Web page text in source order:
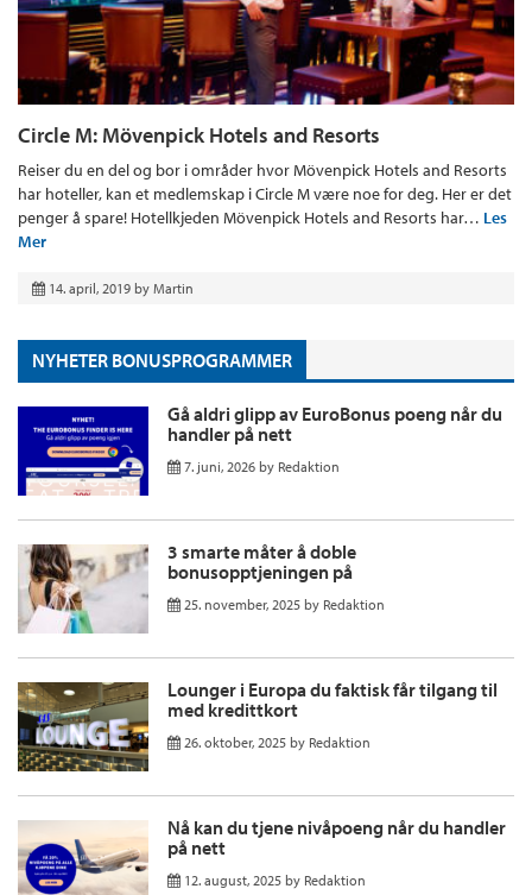
Circle M: Mövenpick Hotels and Resorts
Reiser du en del og bor i områder hvor Mövenpick Hotels and Resorts
har hoteller, kan et medlemskap i Circle M være noe for deg. Her er det
penger å spare! Hotellkjeden Mövenpick Hotels and Resorts har… Les
Mer
14. april, 2019 by Martin
NYHETER BONUSPROGRAMMER
Gå aldri glipp av EuroBonus poeng når du
handler på nett
7. juni, 2026 by Redaktion
3 smarte måter å doble
bonusopptjeningen på
25. november, 2025 by Redaktion
Lounger i Europa du faktisk får tilgang til
med kredittkort
26. oktober, 2025 by Redaktion
Nå kan du tjene nivåpoeng når du handler
på nett
12. august, 2025 by Redaktion